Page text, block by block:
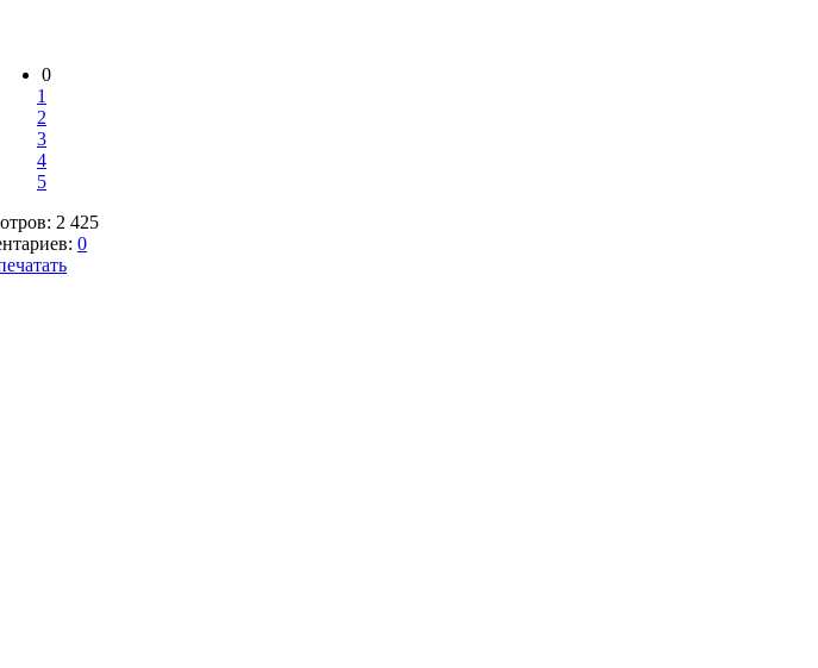
0
1
2
3
4
5
2 425
0